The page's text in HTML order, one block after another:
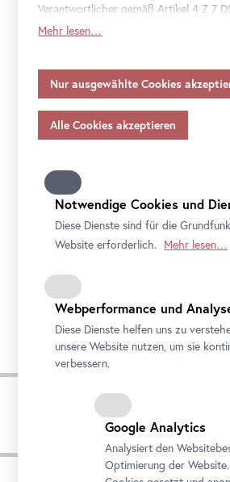
Queering
Belvedere
Foto: Johannes Stoll / Belvedere, Wien
Pressebilder
Verantwortlicher gemäß Artikel 4 Z 7
gilt Ihre Einwilligung auch für die
Daten in Staaten ohne Vorliegen eines
Angemessenheitsbeschlusses gem.Art
und ohne geeignete Garantien gem.
übermitteln, so gilt Ihre Einwilligung
Funktionen unseres
stehen, wenn Sie nicht alle Zwecke
Informationen zum Datenschutz, Ihren
Kontaktdaten des Verantwortlichen
Datenschutzbeauftragten finden Sie in
Mehr lesen…
Notwendige Cookies und
Diese Dienste sind für die
Website erforderlich. Mehr lesen…
Webperformance und
Diese Dienste helfen uns zu
unsere Website nutzen, um sie
verbessern.
Google Analytics
Analysiert den
Optimierung der